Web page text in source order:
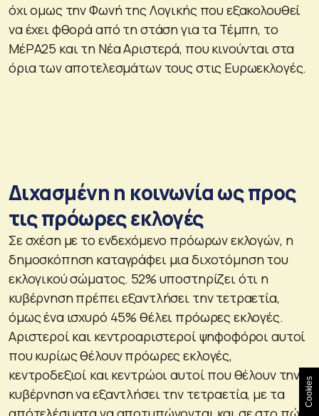
όχι ομως την Φωνή της Λογικής που εξακολουθεί
να έχει φθορά από τη στάση για τα Τέμπη, το
ΜέΡΑ25 και τη Νέα Αριστερά, που κινούνται στα
όρια των αποτελεσμάτων τους στις Ευρωεκλογές.
Διχασμένη η κοινωνία ως προς
τις πρόωρες εκλογές
Σε σχέση με το ενδεχόμενο πρόωρων εκλογών, η
δημοσκόπηση καταγράφει μια διχοτόμηση του
εκλογικού σώματος. 52% υποστηρίζει ότι η
κυβέρνηση πρέπει εξαντλήσει την τετραετία,
όμως ένα ισχυρό 45% θέλει πρόωρες εκλογές.
Αριστεροί και κεντροαριστεροί ψηφοφόροι αυτοί
που κυρίως θέλουν πρόωρες εκλογές,
κεντροδεξιοί και κεντρώοι αυτοί που θέλουν την
κυβέρνηση να εξαντλήσει την τετραετία, με τα
Cookies